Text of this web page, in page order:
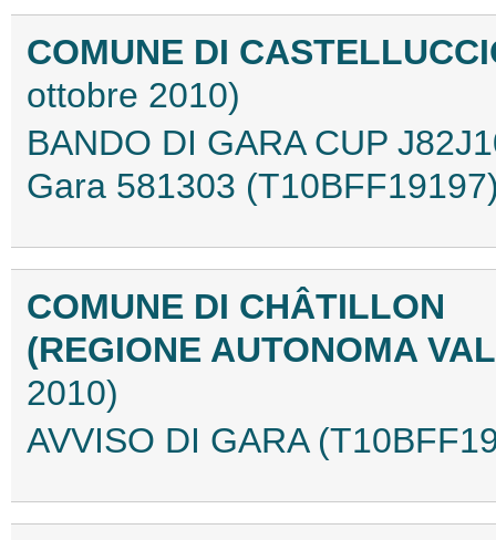
COMUNE DI
ottobre 2010)
BANDO DI GARA CUP
Gara 581303
COMUNE DI CHÂTILLON
(REGIONE AUTONOMA
2010)
AVVISO DI GARA